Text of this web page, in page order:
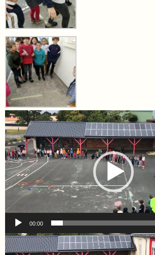
Lecteur
vidéo
00:00
Lecteur
vidéo